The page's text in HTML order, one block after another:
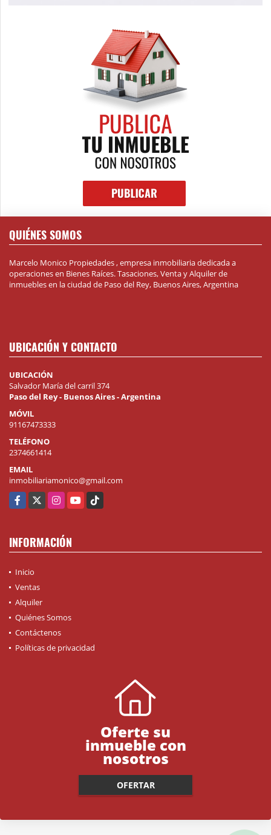
QUIÉNES SOMOS
Marcelo Monico Propiedades , empresa inmobiliaria dedicada a
operaciones en Bienes Raíces. Tasaciones, Venta y Alquiler de
inmuebles en la ciudad de Paso del Rey, Buenos Aires, Argentina
UBICACIÓN Y CONTACTO
UBICACIÓN
Salvador María del carril 374
Paso del Rey - Buenos Aires - Argentina
MÓVIL
91167473333
TELÉFONO
2374661414
EMAIL
inmobiliariamonico@gmail.com
Facebook
X InstagramYouTube
TikTok
INFORMACIÓN
Inicio
Ventas
Alquiler
Quiénes Somos
Contáctenos
Políticas de privacidad
Oferte su
inmueble con
nosotros
OFERTAR